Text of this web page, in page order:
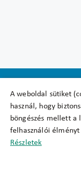
A weboldal sütiket
használ, hogy
böngészés mellett a
felhasználói élményt
Részletek